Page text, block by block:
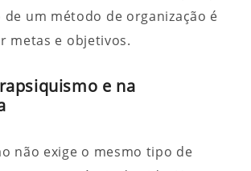
um método de organização é
metas e objetivos.
e na
não exige o mesmo tipo de